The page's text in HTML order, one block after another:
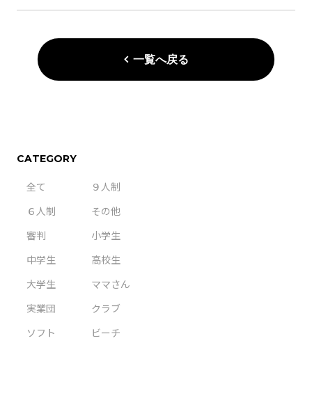
一覧へ戻る
CATEGORY
全て
９人制
６人制
その他
審判
小学生
中学生
高校生
大学生
ママさん
実業団
クラブ
ソフト
ビーチ